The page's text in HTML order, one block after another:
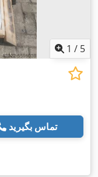
1 / 5
تماس بگیرید